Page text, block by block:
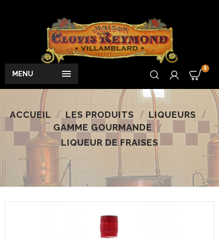

MENU
0
ACCUEIL LES PRODUITS
LIQUEURS
GAMME GOURMANDE
LIQUEUR DE FRAISES